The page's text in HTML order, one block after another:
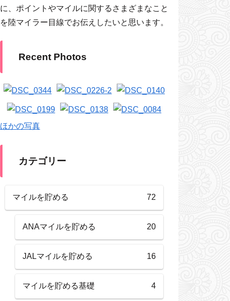
に、ポイントやマイルに関するさまざまなこと
を陸マイラー目線でお伝えしたいと思います。
Recent Photos
ほかの写真
カテゴリー
マイルを貯める 72
ANAマイルを貯める 20
JALマイルを貯める 16
マイルを貯める基礎 4